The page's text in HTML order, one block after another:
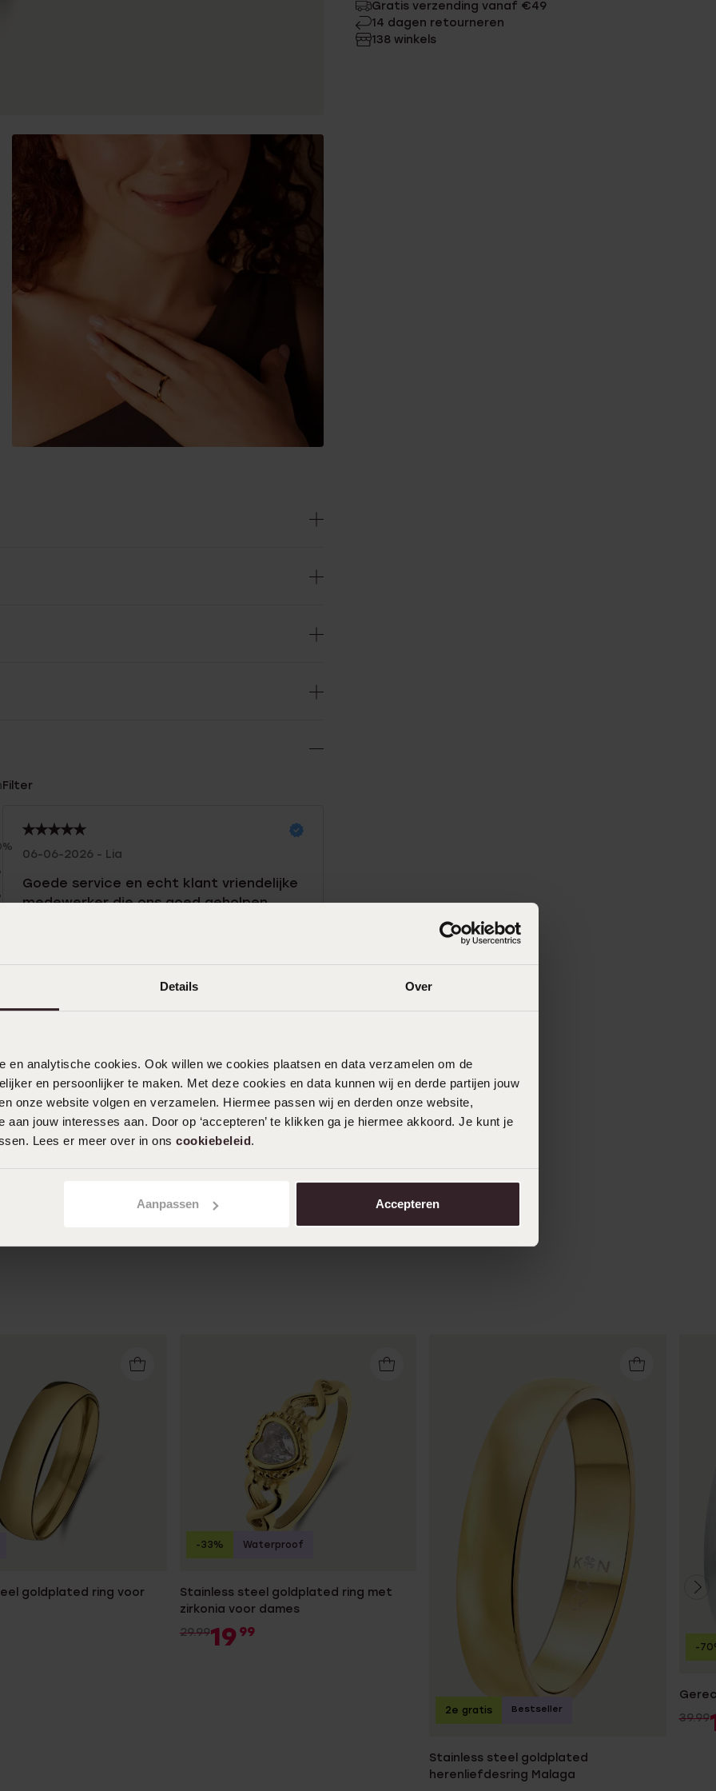
Details Over
en analytische cookies. Ook willen we cookies plaatsen en data verzamelen om de
en persoonlijker te maken. Met deze cookies en data kunnen wij en derde partijen jouw
onze website volgen en verzamelen. Hiermee passen wij en derden onze website,
aan jouw interesses aan. Door op ‘accepteren’ te klikken ga je hiermee akkoord. Je kunt je
Lees er meer over in ons cookiebeleid.
Aanpassen Accepteren
Gratis verzending vanaf €49
14 dagen retourneren
138 winkels
Filter
06-06-2026 - Lia
Goede service en echt klant vriendelijke
medewerker die ons goed geholpen
10-07-2025 - Carla M.
Goudkleurige stalen gladde ring. Zit als
gegoten en blijft mooi. Ik draag hem 24
uur per dag en geen krasje!
goldplated ring voor
Stainless steel goldplated ring met
zirkonia voor dames
29.9919 99
-33% Waterproof
Stainless steel goldplated
herenliefdesring Malaga
2e gratis Bestseller
39.99
-